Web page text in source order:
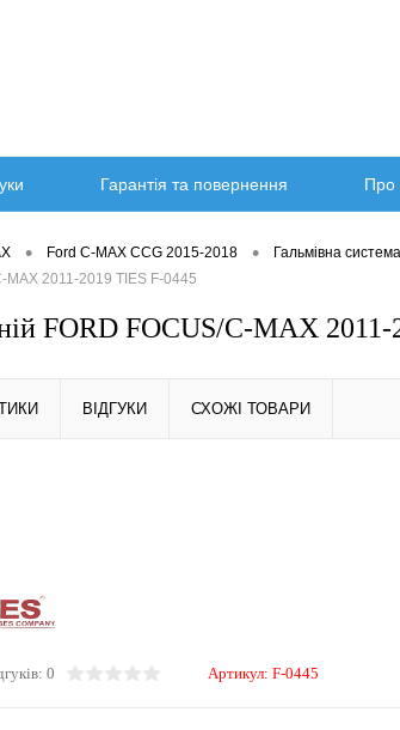
Гарантія та повернення Про
• Ford C-MAX CCG 2015-2018 • Гальмівна
MAX 2011-2019 TIES F-0445
FORD FOCUS/C-MAX
ВІДГУКИ СХОЖІ ТОВАРИ
0 Артикул: F-0445